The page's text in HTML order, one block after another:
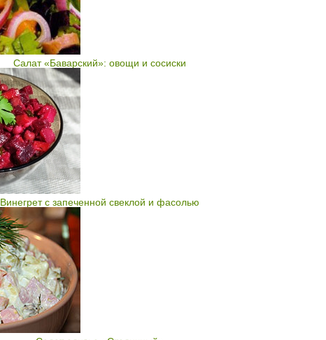
Салат «Баварский»: овощи и сосиски
Винегрет с запеченной свеклой и фасолью